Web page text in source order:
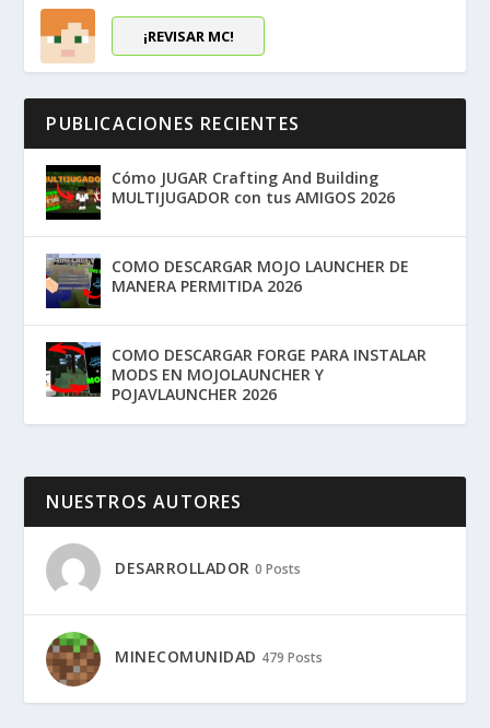
¡REVISAR MC!
PUBLICACIONES RECIENTES
Cómo JUGAR Crafting And Building
MULTIJUGADOR con tus AMIGOS 2026
COMO DESCARGAR MOJO LAUNCHER DE
MANERA PERMITIDA 2026
COMO DESCARGAR FORGE PARA INSTALAR
MODS EN MOJOLAUNCHER Y
POJAVLAUNCHER 2026
NUESTROS AUTORES
DESARROLLADOR 0 Posts
MINECOMUNIDAD 479 Posts